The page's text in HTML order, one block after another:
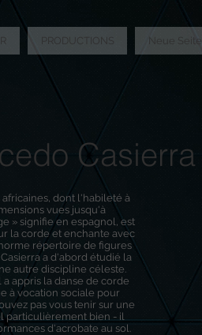
PRODUCTIONS Neue Seite
Casierra
dont l'habileté à
vues jusqu'à
» signifie en espagnol, est
la corde et enchante avec
répertoire de figures
a d'abord étudié la
autre discipline céleste.
appris la danse de corde
à vocation sociale pour
pas vous tenir sur une
particulièrement bien - il
d'acrobate au sol.